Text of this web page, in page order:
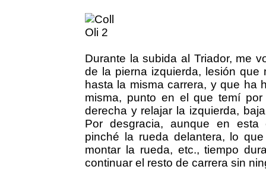
Durante la subida al Triador, me
de la pierna izquierda, lesión
hasta la misma carrera, y que ha
misma, punto en el que temí
derecha y relajar la izquierda,
Por desgracia, aunque en esta
pinché la rueda delantera, lo
montar la rueda, etc., tiempo
continuar el resto de carrera sin